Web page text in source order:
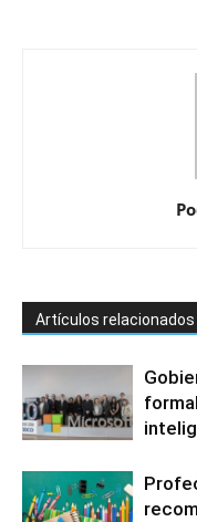
Artículos relacionados